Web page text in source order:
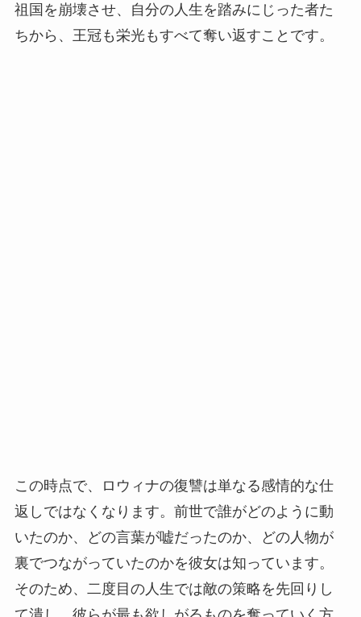
祖国を崩壊させ、自分の人生を踏みにじった者た
ちから、王冠も栄光もすべて奪い返すことです。
この時点で、ロウィナの復讐は単なる感情的な仕
返しではなくなります。前世で誰がどのように動
いたのか、どの言葉が嘘だったのか、どの人物が
裏でつながっていたのかを彼女は知っています。
そのため、二度目の人生では敵の策略を先回りし